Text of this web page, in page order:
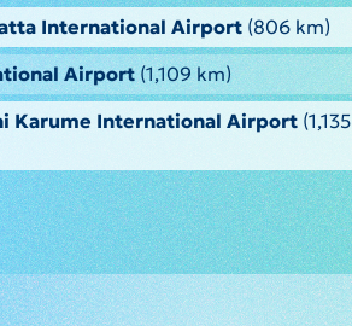
International Airport (806 km)
Airport(1,109 km)
Karume International Airport (1,135